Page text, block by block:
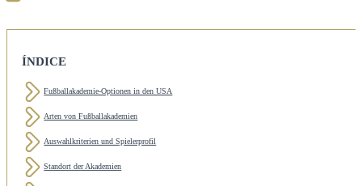
ÍNDICE
Fußballakademie-Optionen in den USA
Arten von Fußballakademien
Auswahlkriterien und Spielerprofil
Standort der Akademien